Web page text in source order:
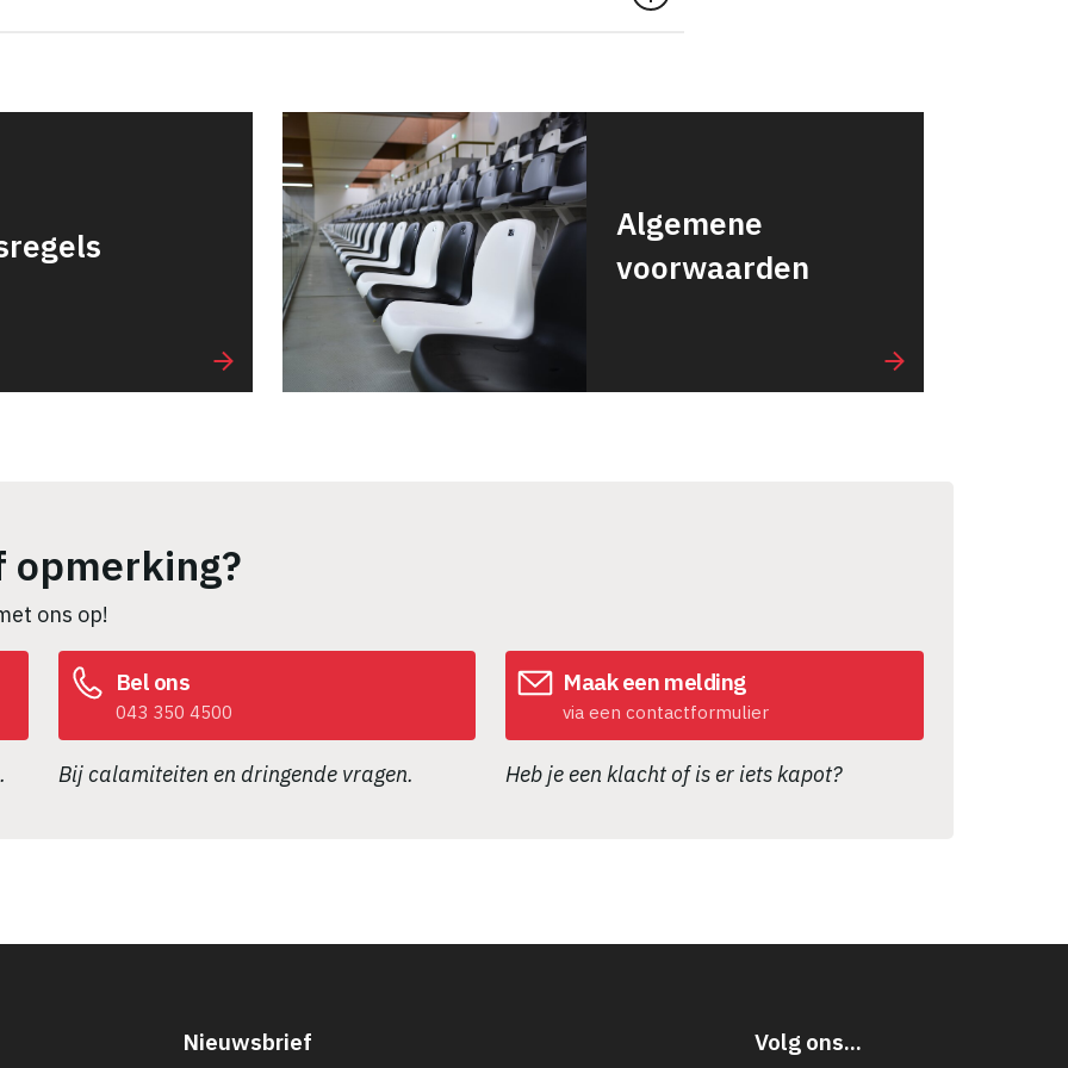
Algemene
voorwaarden
opmerking?
ons op!
Bel ons
043 350 4500
Bij calamiteiten en dringende vragen.
Maak een melding
via een contactformulier
Heb je een klacht of is er iets kapot?
Nieuwsbrief Volg ons...